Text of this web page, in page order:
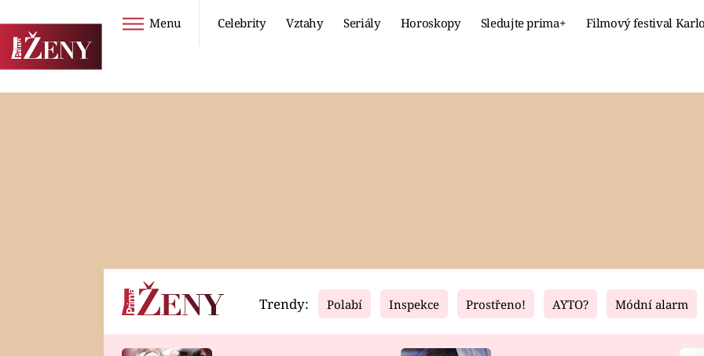
Menu Celebrity Vztahy Seriály Horoskopy Sledujte prima+ Filmový festival
Horoskopy Video Fresh Living
Trendy: Polabí Inspekce Prostřeno! AYTO? Módní alarm